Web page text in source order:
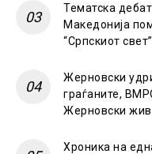
Тематска
Македонија
“Српскиот свет”
Жерновски
граѓаните,
Жерновски
Хроника на